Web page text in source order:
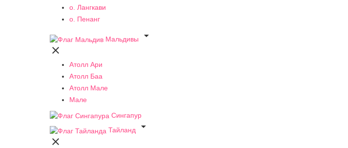
о. Лангкави
о. Пенанг
Мальдивы


Атолл Ари
Атолл Баа
Атолл Мале
Мале
Сингапур
Тайланд

